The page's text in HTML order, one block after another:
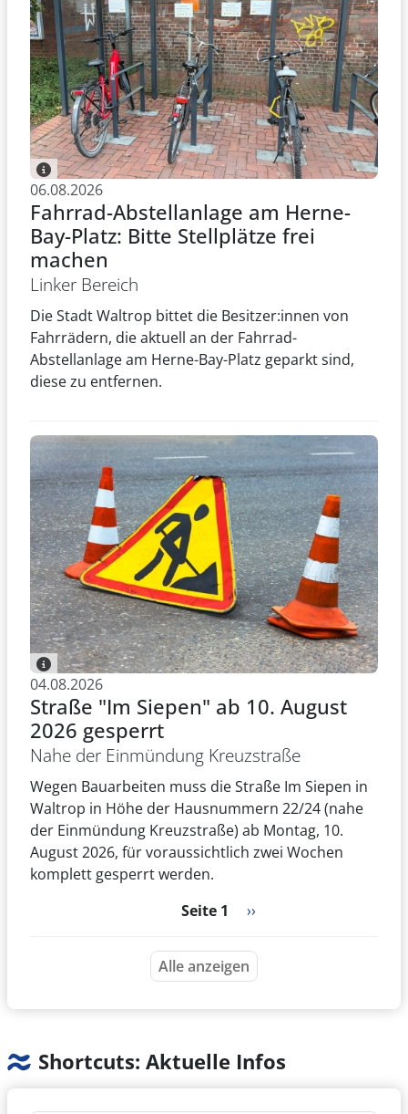
06.08.2026
Fahrrad-Abstellanlage am Herne-
Bay-Platz: Bitte Stellplätze frei
machen
Linker Bereich
Die Stadt Waltrop bittet die Besitzer:innen von
Fahrrädern, die aktuell an der Fahrrad-
Abstellanlage am Herne-Bay-Platz geparkt sind,
diese zu entfernen.
04.08.2026
Straße "Im Siepen" ab 10. August
2026 gesperrt
Nahe der Einmündung Kreuzstraße
Wegen Bauarbeiten muss die Straße Im Siepen in
Waltrop in Höhe der Hausnummern 22/24 (nahe
der Einmündung Kreuzstraße) ab Montag, 10.
August 2026, für voraussichtlich zwei Wochen
komplett gesperrt werden.
Seitennummerierung
Seite 1 Nächste Seite
››
Alle anzeigen
Shortcuts: Aktuelle Infos